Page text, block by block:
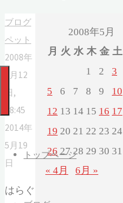
トップページ
ブログ
ペット
2008年
5月12
日,
08:45
2014年
5月19
日
はらぐ
2008年5月
月 火 水 木 金 土
1
2 3
5
6 7 8 9 10
12 13 14 15 16 17
19 20 21 22 23 24
26 27 28 29 30 31
« 4月
6月 »